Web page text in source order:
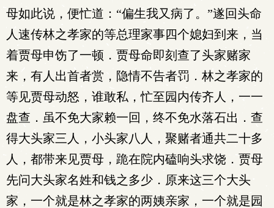
母如此说，便忙道：“偏生我又病了。”遂回头命
人速传林之孝家的等总理家事四个媳妇到来，当
着贾母申饬了一顿．贾母命即刻查了头家赌家
来，有人出首者赏，隐情不告者罚．林之孝家的
等见贾母动怒，谁敢私，忙至园内传齐人，一一
盘查．虽不免大家赖一回，终不免水落石出．查
得大头家三人，小头家八人，聚赌者通共二十多
人，都带来见贾母，跪在院内磕响头求饶．贾母
先问大头家名姓和钱之多少．原来这三个大头
家，一个就是林之孝家的两姨亲家，一个就是园